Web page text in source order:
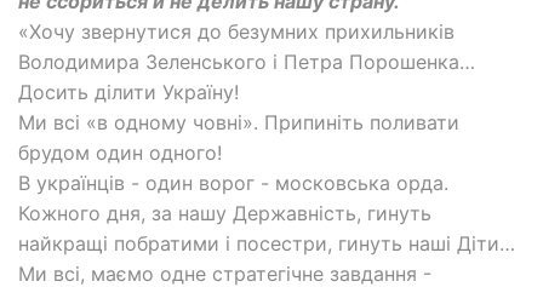
«Хочу звернутися до безумних прихильників
Володимира Зеленського і Петра Порошенка…
Досить ділити Україну!
Ми всі «в одному човні». Припиніть поливати
брудом один одного!
В українців - один ворог - московська орда.
Кожного дня, за нашу Державність, гинуть
найкращі побратими і посестри, гинуть наші Діти…
Ми всі, маємо одне стратегічне завдання -